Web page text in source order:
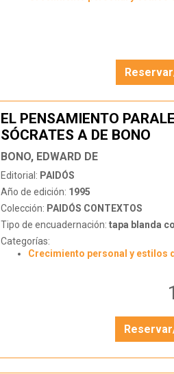
EL PENSAMIENTO
SÓCRATES A DE BONO
BONO, EDWARD DE
Editorial: PAIDÓS
Año de edición: 1995
Colección: PAIDÓS CONTEXTOS
Tipo de encuadernación: tapa blanda
Categorías:
Crecimiento personal y estilos